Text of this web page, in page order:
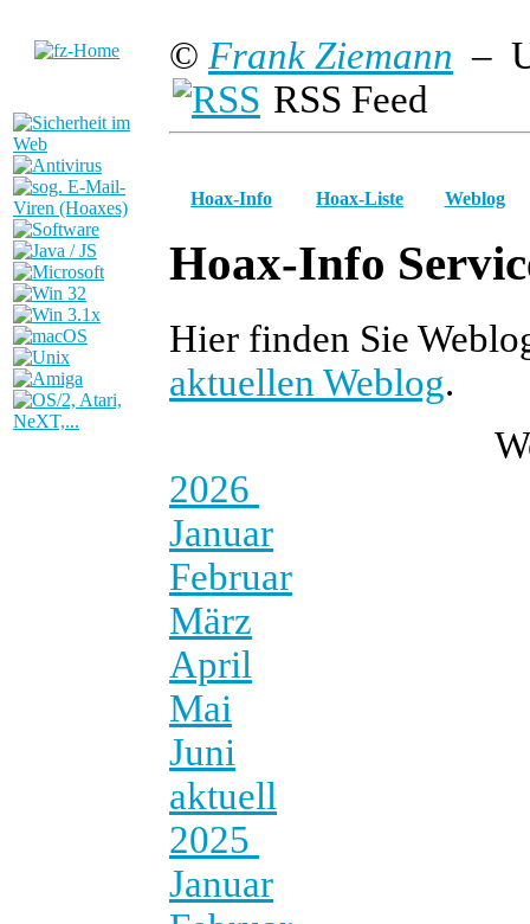
© Frank Ziemann –
RSS Feed
Hoax-Info Hoax-Liste Weblog
Hoax-Info
Hier finden Sie
aktuellen Weblog.
2026
Januar
Februar
März
April
Mai
Juni
aktuell
2025
Januar